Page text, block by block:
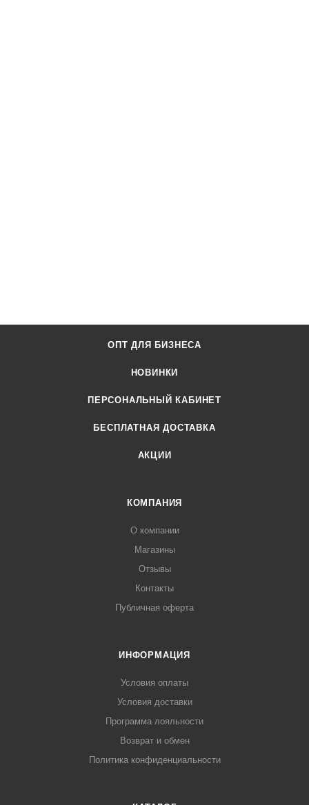
ОПТ ДЛЯ БИЗНЕСА
НОВИНКИ
ПЕРСОНАЛЬНЫЙ КАБИНЕТ
БЕСПЛАТНАЯ ДОСТАВКА
АКЦИИ
КОМПАНИЯ
О компании
Магазины
Отзывы
Контакты
Публичная оферта
ИНФОРМАЦИЯ
Условия оплаты
Условия доставки
Программа лояльности
Возврат и обмен
Политика конфиденциальности